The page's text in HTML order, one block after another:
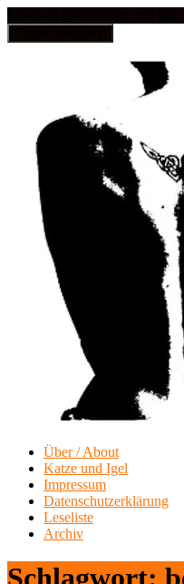
Über / About
Katze und Igel
Impressum
Datenschutzerklärung
Leseliste
Archiv